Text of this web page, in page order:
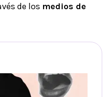
de los medios de